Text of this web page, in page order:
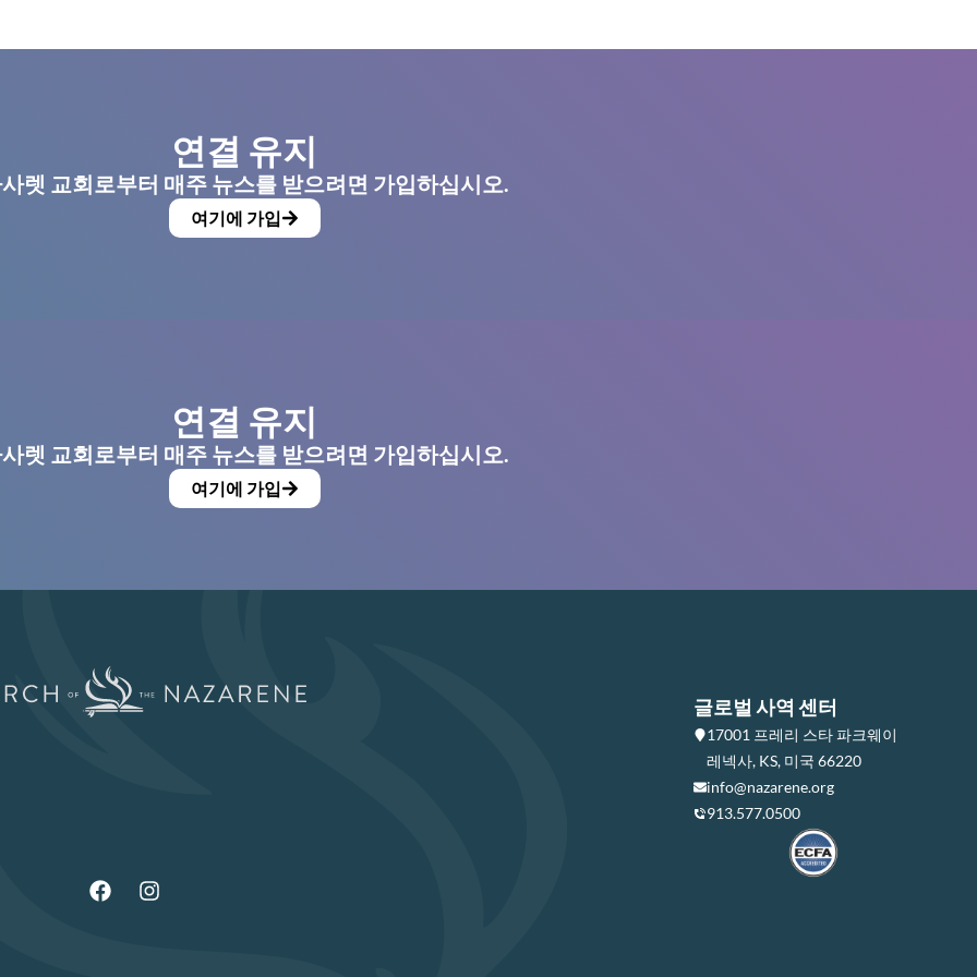
연결 유지
렛 교회로부터 매주 뉴스를 받으려면 가입하십시오.
여기에 가입
연결 유지
렛 교회로부터 매주 뉴스를 받으려면 가입하십시오.
여기에 가입
글로벌 사역 센터
17001 프레리 스타 파크웨이
레넥사, KS, 미국 66220
info@nazarene.org
913.577.0500